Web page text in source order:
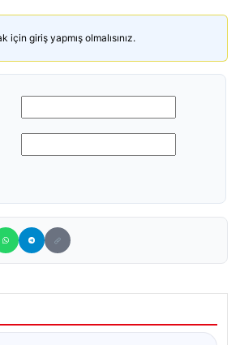
için giriş yapmış olmalısınız.